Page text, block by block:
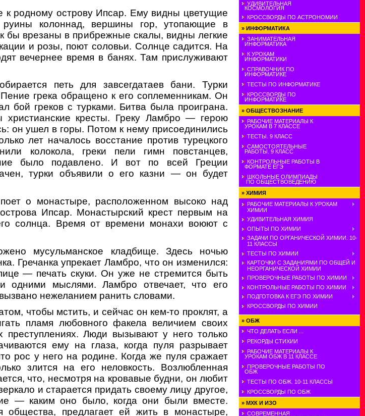
к родному острову Ипсар. Ему видны цветущие
руины колоннад, вершины гор, утопающие в
бы врезаны в прибрежные скалы, видны легкие
и розы, поют соловьи. Солнце садится. На
вечернее время в банях. Там прислуживают
петь для завсегдатаев бани. Турки
грека обращено к его соплеменникам. Он
бой греков с турками. Битва была проиграна.
кресты. Греку Ламбро — герою
он ушел в горы. Потом к нему присоединились
лет началось восстание против турецкого
колокола, греки пели гимн повстанцев,
было подавлено. И вот по всей Греции
турки объявили о его казни — он будет
о монастыре, расположенном высоко над
Ипсар. Монастырский крест первым на
солнца. Время от времени монахи воюют с
мусульманское кладбище. Здесь ночью
Гречанка упрекает Ламбро, что он изменился:
— печать скуки. Он уже не стремится быть
одними мыслями. Ламбро отвечает, что его
нежеланием ранить словами.
чтобы мстить, и сейчас он кем-то проклят, а
пламя любовного факела величием своих
преступлениях. Люди вызывают у него только
ему на глаза, когда пуля разрывает
рос у него на родине. Когда же пуля сражает
злится на его неловкость. Возлюбленная
что, несмотря на кровавые будни, он любит
и старается придать своему лицу другое,
— каким оно было, когда они были вместе.
общества, предлагает ей жить в монастыре,
УДИВИТЕЛЬНАЯ
КОСМОЛОГИЯ
КРОССВОРДЫ ПО АСТРОНОМИИ
» ИНФОРМАТИКА
ЗАНИМАТЕЛЬНАЯ
ИНФОРМАТИКА
К УРОКАМ
ИНФОРМАТИКИ
СПРАВОЧНИК ПО
ИНФОРМАТИКЕ
ТЕСТЫ ПО ИНФОРМАТИКЕ
КРОССВОРДЫ ПО
ИНФОРМАТИКЕ
» ОБЩЕСТВОЗНАНИЕ
РАБОЧИЕ МАТЕРИАЛЫ К
УРОКАМ В 7 КЛАССЕ
ТЕСТЫ. 9 КЛАСС
САМОСТОЯТЕЛЬНЫЕ
РАБОТЫ. 9 КЛАСС
КОНТРОЛЬНЫЕ РАБОТЫ В
ФОРМАТЕ ЕГЭ
ШКОЛЬНЫЕ ОЛИМПИАДЫ
ПО ОБЩЕСТВОВЕДЕНИЮ
» ХИМИЯ
РАБОЧИЕ МАТЕРИАЛЫ К УРОКАМ
ХИМИИ
УДИВИТЕЛЬНАЯ ХИМИЯ
ОПЫТЫ ПО ХИМИИ
ЗАДАЧИ ПО ОРГАНИЧЕСКОЙ ХИМИИ. 10-
11 КЛАССЫ
ТЕСТЫ ПО ХИМИИ
КАРТОЧКИ С ЗАДАНИЯМИ ПО ОБЩЕЙ И
НЕОРГАНИЧЕСКОЙ ХИМИИ
ПРОВЕРОЧНЫЕ РАБОТЫ ПО ХИМИИ
КОНТРОЛЬНЫЕ РАБОТЫ ПО ХИМИИ
ПОДГОТОВКА К ЕГЭ ПО ХИМИИ
КРОССВОРДЫ ПО ХИМИИ
» ОБЖ
ЧТО ДЕЛАТЬ ЕСЛИ ...
РЕКОРДЫ СТИХИИ
РАБОЧИЕ МАТЕРИАЛЫ К
УРОКАМ ОБЖ В 11 КЛАССЕ
ПРОВЕРОЧНЫЕ РАБОТЫ ПО
ОБЖ
ТЕСТЫ ПО ОБЖ. 10-11 КЛАССЫ
КРОССВОРДЫ ПО ОБЖ
» МХК И ИЗО
СОВРЕМЕННАЯ